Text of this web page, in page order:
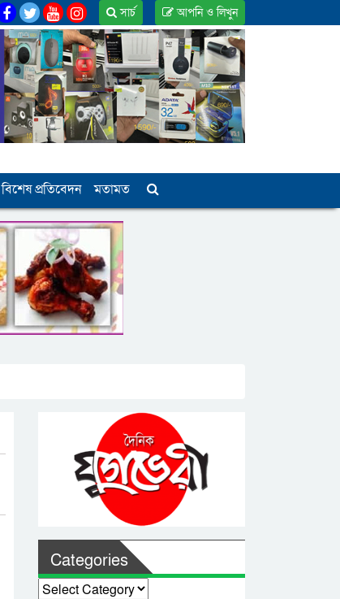
আপনি ও লিখুন
সার্চ
বিশেষ প্রতিবেদন মতামত
Categories
Categories